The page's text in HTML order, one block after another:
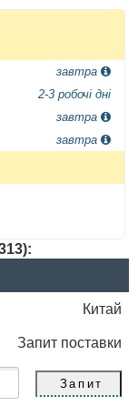
завтра
2-3 робочі дні
завтра
завтра
Китай
Запит поставки